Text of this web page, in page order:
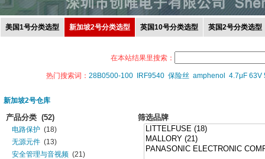
美国1号分类选型 新加坡2号分类选型 英国10号分类选型 英国2号分类选型
在本站结果里搜索：
热门搜索词： 28B0500-100 IRF9540 保险丝 amphenol 4.7μF 63V
新加坡2号仓库
产品分类 (52)
电路保护 (18)
无源元件 (13)
安全管理与音视频 (21)
筛选品牌